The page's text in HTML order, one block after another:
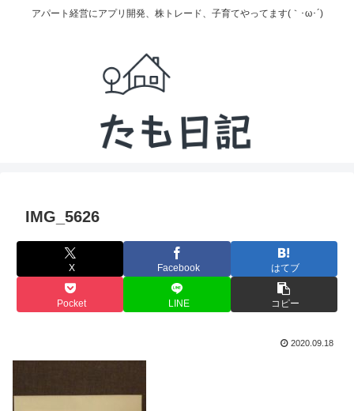
アパート経営にアプリ開発、株トレード、子育てやってます(｀･ω･´)
IMG_5626
X Facebook はてブ
Pocket LINE コピー
2020.09.18